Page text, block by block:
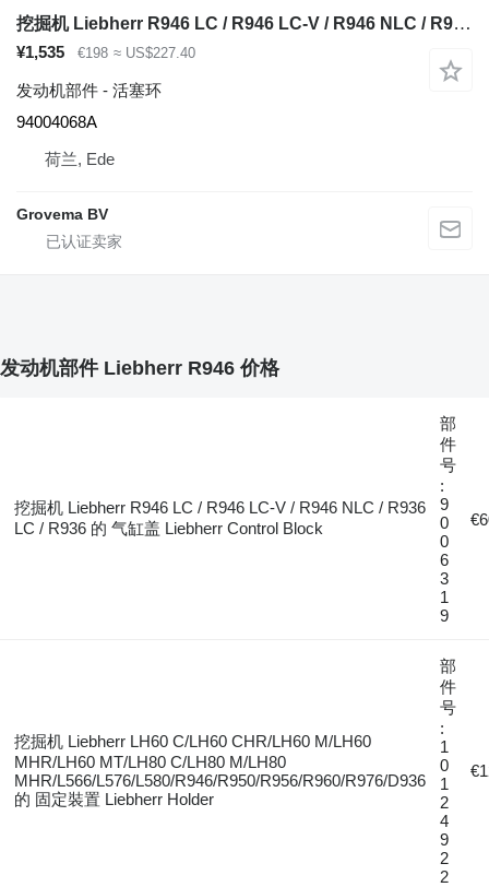
挖掘机 Liebherr R946 LC / R946 LC-V / R946 NLC / R950 LC-V / LH80 MHR / LH80 M / LH80 C / R938 的 活塞环 Kit 94004068A
¥1,535 €198 ≈ US$227.40
发动机部件 - 活塞环
94004068A
荷兰, Ede
Grovema BV
发动机部件 Liebherr R946 价格
挖掘机 Liebherr R946 LC / R946 LC-V / R946 NLC / R936
LC / R936 的 气缸盖 Liebherr Control Block
部
件
号
:
9
0
0
6
3
1
9
挖掘机 Liebherr LH60 C/LH60 CHR/LH60 M/LH60
MHR/LH60 MT/LH80 C/LH80 M/LH80
MHR/L566/L576/L580/R946/R950/R956/R960/R976/D936
的 固定裝置 Liebherr Holder
部
件
号
:
1
0
1
2
4
9
2
2